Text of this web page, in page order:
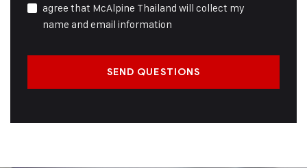
agree that McAlpine Thailand will collect my
name and email information
SEND QUESTIONS